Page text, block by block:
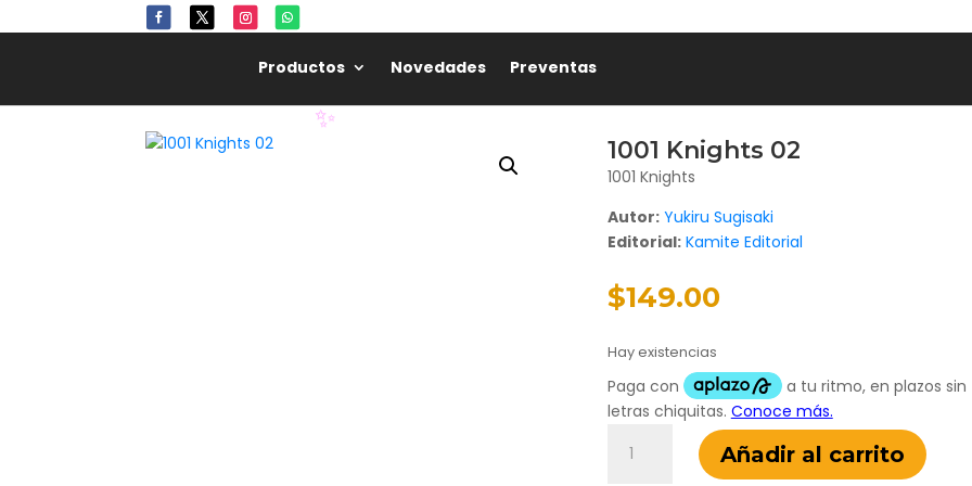
Productos Novedades Preventas
1001 Knights 02
1001 Knights
Autor: Yukiru Sugisaki
Editorial: Kamite Editorial
$149.00
Hay existencias
Knights
Añadir al carrito